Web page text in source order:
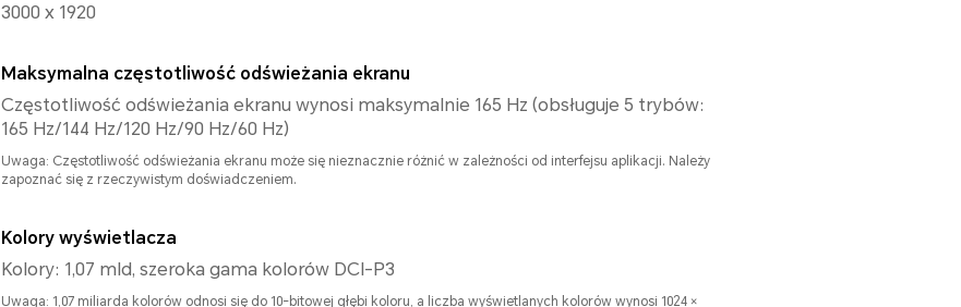
3000 x 1920
Maksymalna częstotliwość odświeżania ekranu
Częstotliwość odświeżania ekranu wynosi maksymalnie 165 Hz (obsługuje 5 trybów:
165 Hz/144 Hz/120 Hz/90 Hz/60 Hz)
Uwaga: Częstotliwość odświeżania ekranu może się nieznacznie różnić w zależności od interfejsu aplikacji. Należy
zapoznać się z rzeczywistym doświadczeniem.
Kolory wyświetlacza
Kolory: 1,07 mld, szeroka gama kolorów DCI-P3
Uwaga: 1,07 miliarda kolorów odnosi się do 10-bitowej głębi koloru, a liczba wyświetlanych kolorów wynosi 1024 ×